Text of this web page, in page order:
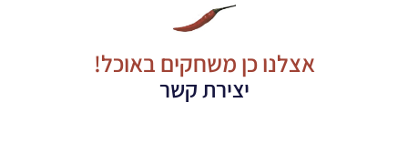
אצלנו כן משחקים באוכל!
יצירת קשר